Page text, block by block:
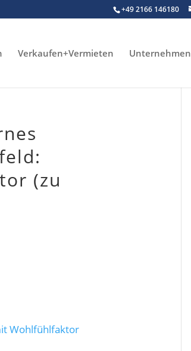
+49 2166 146180
Verkaufen+Vermieten Unternehmen
(zu
Wohlfühlfaktor